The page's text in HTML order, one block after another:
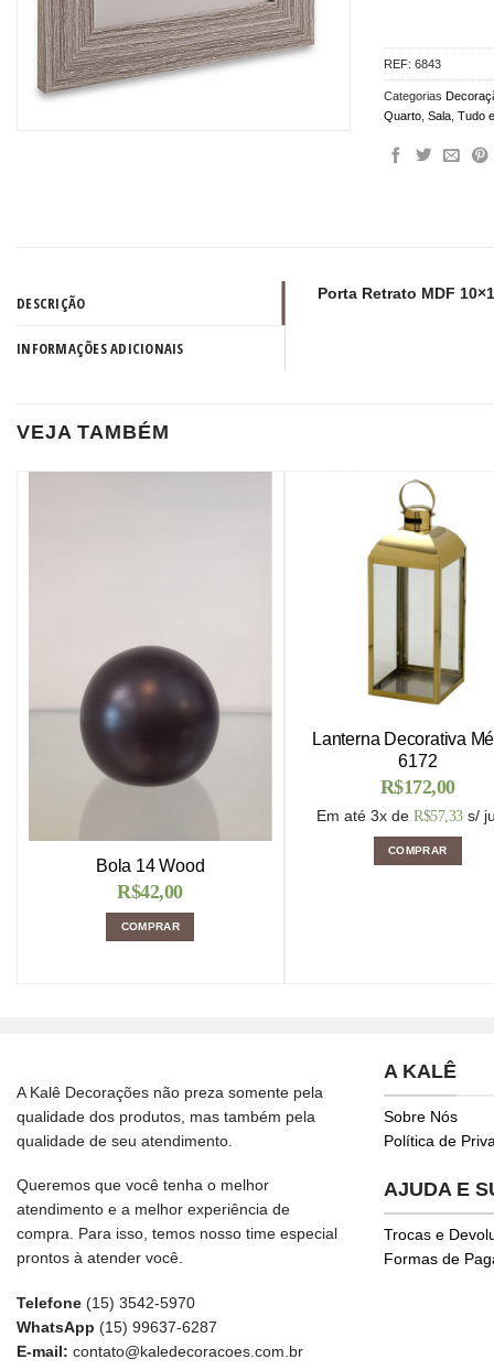
REF:6843
Categorias
Quarto ,Sala ,Tudo
DESCRIÇÃO
INFORMAÇÕES ADICIONAIS
Porta Retrato MDF
VEJA TAMBÉM
Bola 14 Wood
R$42,00
COMPRAR
Lanterna Decorativa
6172
R$172,00
Em até 3x de R$57,33 s/
COMPRAR
A Kalê Decorações não preza somente pela
qualidade dos produtos, mas também pela
qualidade de seu atendimento.
Queremos que você tenha o melhor
atendimento e a melhor experiência de
compra. Para isso, temos nosso time especial
prontos à atender você.
Telefone (15) 3542-5970
WhatsApp (15) 99637-6287
E-mail: contato@kaledecoracoes.com.br
A KALÊ
Sobre Nós
Política de
AJUDA E
Trocas e
Formas de